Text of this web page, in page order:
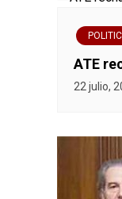
d
a
ATE
22 julio,